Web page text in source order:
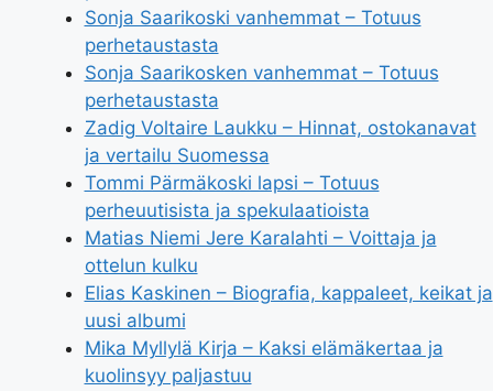
Sonja Saarikoski vanhemmat – Totuus
perhetaustasta
Sonja Saarikosken vanhemmat – Totuus
perhetaustasta
Zadig Voltaire Laukku – Hinnat, ostokanavat
ja vertailu Suomessa
Tommi Pärmäkoski lapsi – Totuus
perheuutisista ja spekulaatioista
Matias Niemi Jere Karalahti – Voittaja ja
ottelun kulku
Elias Kaskinen – Biografia, kappaleet, keikat ja
uusi albumi
Mika Myllylä Kirja – Kaksi elämäkertaa ja
kuolinsyy paljastuu